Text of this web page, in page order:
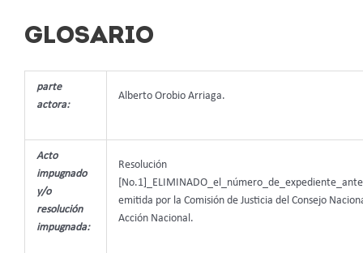
GLOSARIO
parte
actora:
Alberto Orobio Arriaga.
Acto
impugnado
y/o
resolución
impugnada:
Resolución
emitida por la Comisión de Justicia del Consejo
Acción Nacional.